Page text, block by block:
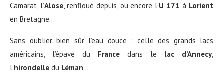
Camarat, l’Alose, renfloué depuis, ou encore l’U 171 à Lorient
en Bretagne…
Sans oublier bien sûr l’eau douce : celle des grands lacs
américains, l’épave du France dans le lac d’Annecy,
l’hirondelle du Léman…